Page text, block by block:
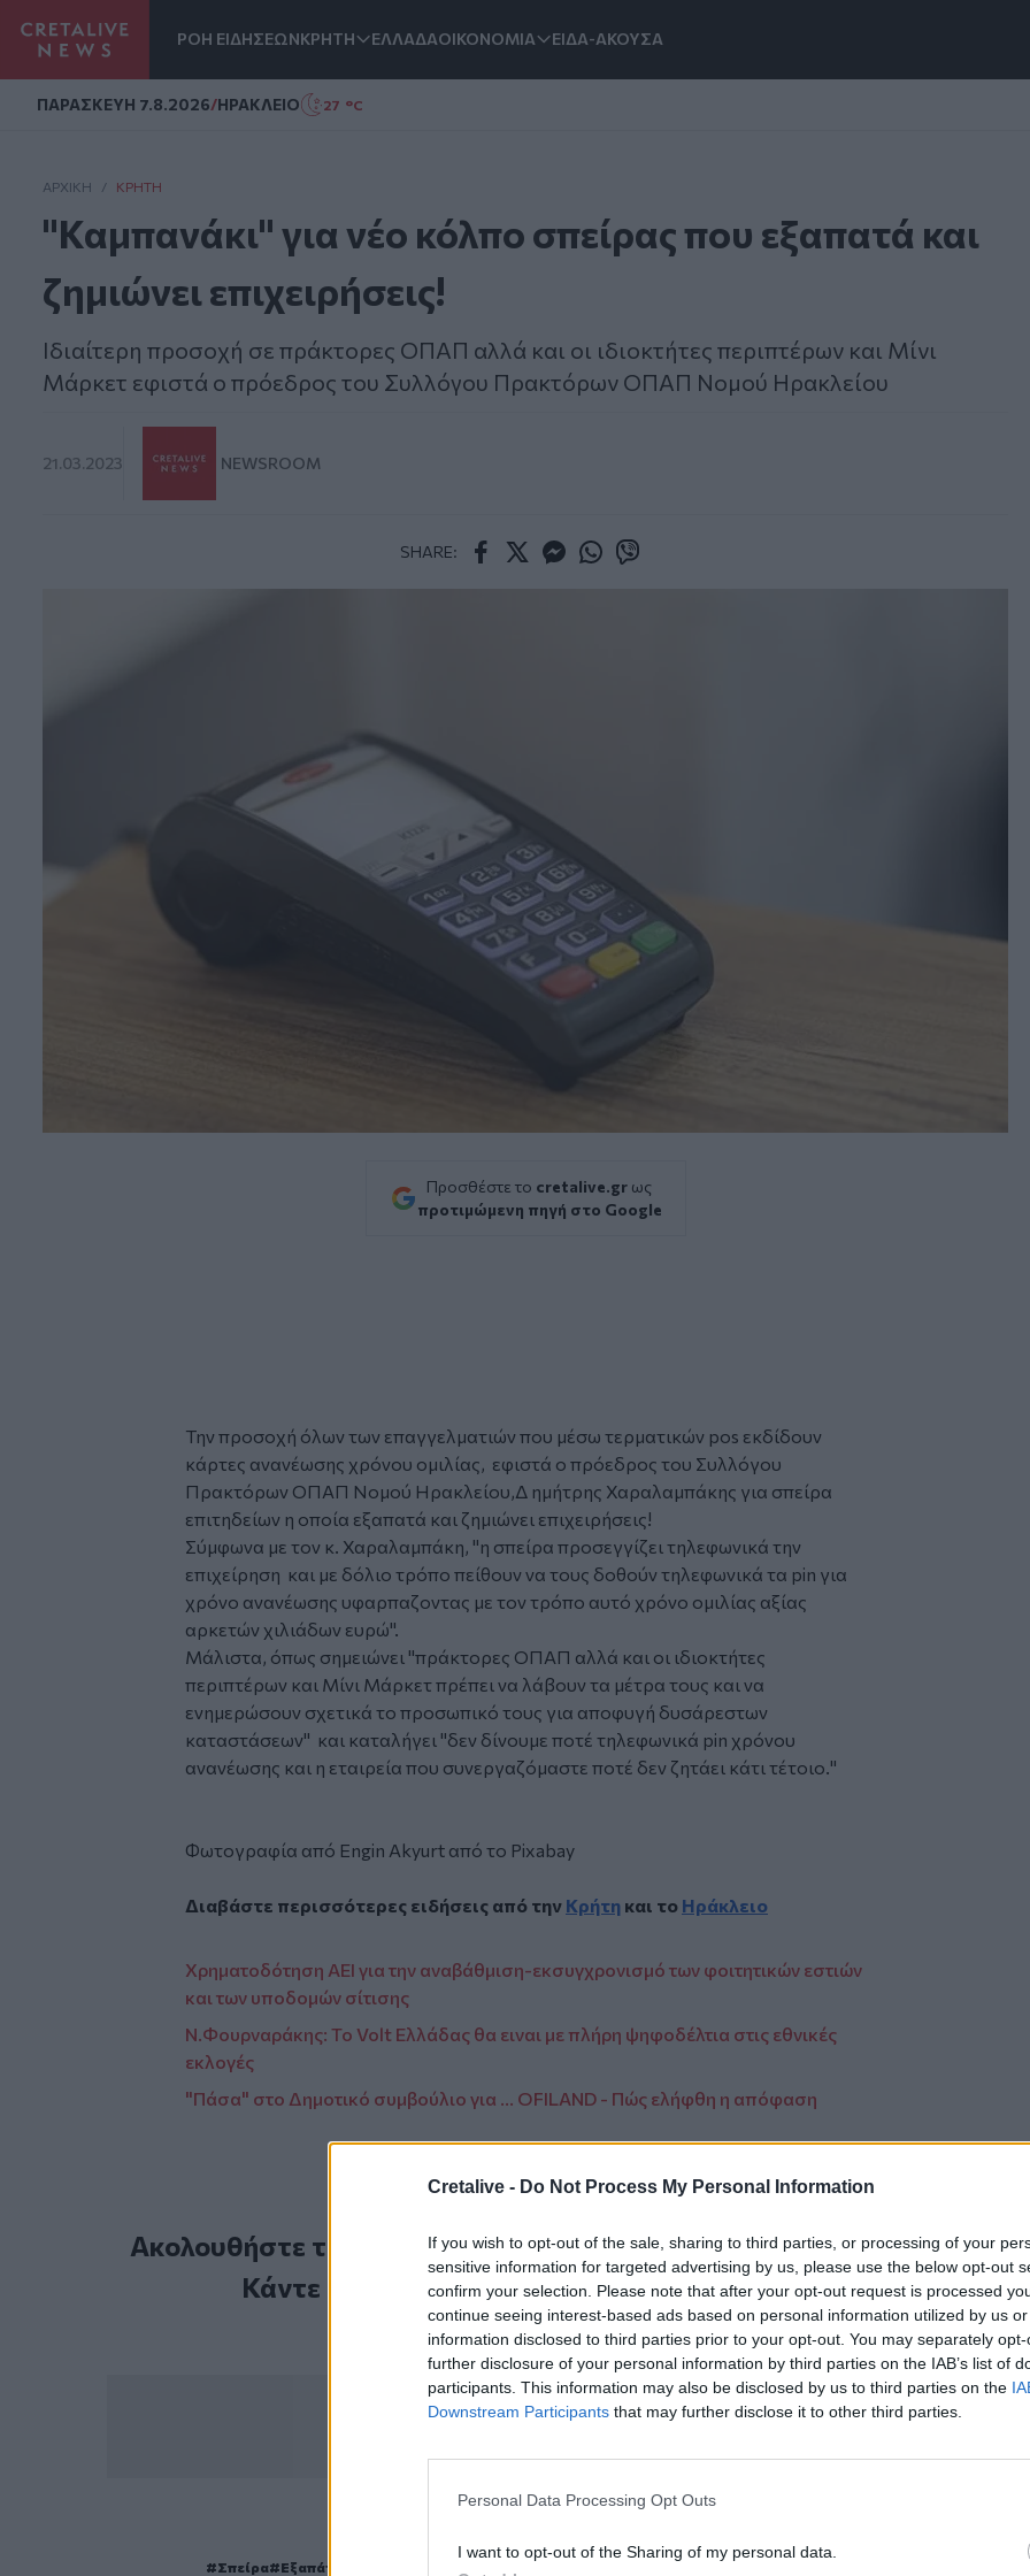
Cretalive - Do Not Process My Personal Information
If you wish to opt-out of the sale, sharing to third parties, or processing of your
sensitive information for targeted advertising by us, please use the below opt-out
confirm your selection. Please note that after your opt-out request is processed
continue seeing interest-based ads based on personal information utilized by us
information disclosed to third parties prior to your opt-out. You may separately
further disclosure of your personal information by third parties on the IAB’s list of
participants. This information may also be disclosed by us to third parties on the
Downstream Participants that may further disclose it to other third parties.
Personal Data Processing Opt Outs
I want to opt-out of the Sharing of my personal data.
ΡΟΗ ΕΙΔΗΣΕΩΝΚΡΗΤΗ ΕΛΛΑΔΑΟΙΚΟΝΟΜΙΑ ΕΙΔΑ-ΑΚΟΥΣΑ
ΠΑΡΑΣΚΕΥΗ 7.8.2026/ΗΡΑΚΛΕΙΟ 27 °C
ΑΡΧΙΚΗ / ΚΡΉΤΗ
"Καμπανάκι" για νέο κόλπο σπείρας που εξαπατά και
ζημιώνει επιχειρήσεις!
Ιδιαίτερη προσοχή σε πράκτορες ΟΠΑΠ αλλά και οι ιδιοκτήτες περιπτέρων και Μίνι
Μάρκετ εφιστά ο πρόεδρος του Συλλόγου Πρακτόρων ΟΠΑΠ Νομού Ηρακλείου
21.03.2023 NEWSROOM
SHARE:
Προσθέστε το cretalive.gr ως
προτιμώμενη πηγή στο Google
Την προσοχή όλων των επαγγελματιών που μέσω τερματικών pos εκδίδουν
κάρτες ανανέωσης χρόνου ομιλίας, εφιστά ο πρόεδρος του Συλλόγου
Πρακτόρων ΟΠΑΠ Νομού Ηρακλείου,Δ ημήτρης Χαραλαμπάκης για σπείρα
επιτηδείων η οποία εξαπατά και ζημιώνει επιχειρήσεις!
Σύμφωνα με τον κ. Χαραλαμπάκη, "η σπείρα προσεγγίζει τηλεφωνικά την
επιχείρηση και με δόλιο τρόπο πείθουν να τους δοθούν τηλεφωνικά τα pin για
χρόνο ανανέωσης υφαρπαζοντας με τον τρόπο αυτό χρόνο ομιλίας αξίας
αρκετών χιλιάδων ευρώ".
Μάλιστα, όπως σημειώνει "πράκτορες ΟΠΑΠ αλλά και οι ιδιοκτήτες
περιπτέρων και Μίνι Μάρκετ πρέπει να λάβουν τα μέτρα τους και να
ενημερώσουν σχετικά το προσωπικό τους για αποφυγή δυσάρεστων
καταστάσεων" και καταλήγει "δεν δίνουμε ποτέ τηλεφωνικά pin χρόνου
ανανέωσης και η εταιρεία που συνεργαζόμαστε ποτέ δεν ζητάει κάτι τέτοιο."
Φωτογραφία από Engin Akyurt από το Pixabay
Διαβάστε περισσότερες ειδήσεις από την Κρήτη και το Ηράκλειο
Χρηματοδότηση ΑΕΙ για την αναβάθμιση-εκσυγχρονισμό των φοιτητικών εστιών
και των υποδομών σίτισης
Ν.Φουρναράκης: Το Volt Ελλάδας θα ειναι με πλήρη ψηφοδέλτια στις εθνικές
εκλογές
"Πάσα" στο Δημοτικό συμβούλιο για ... OFILAND - Πώς ελήφθη η απόφαση
Ακολουθήστε το Cretalive στοGoogle Newsκαι στοFacebook
Κάντε εγγραφή στο κανάλι μας στοYouTube
Σπείρα
Εξαπάτηση Σύλλογος Πρακτόρων ΟΠΑΠ Ν. Ηρακλείου